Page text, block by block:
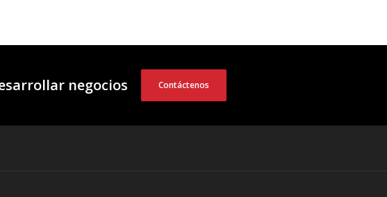
negocios Contáctenos